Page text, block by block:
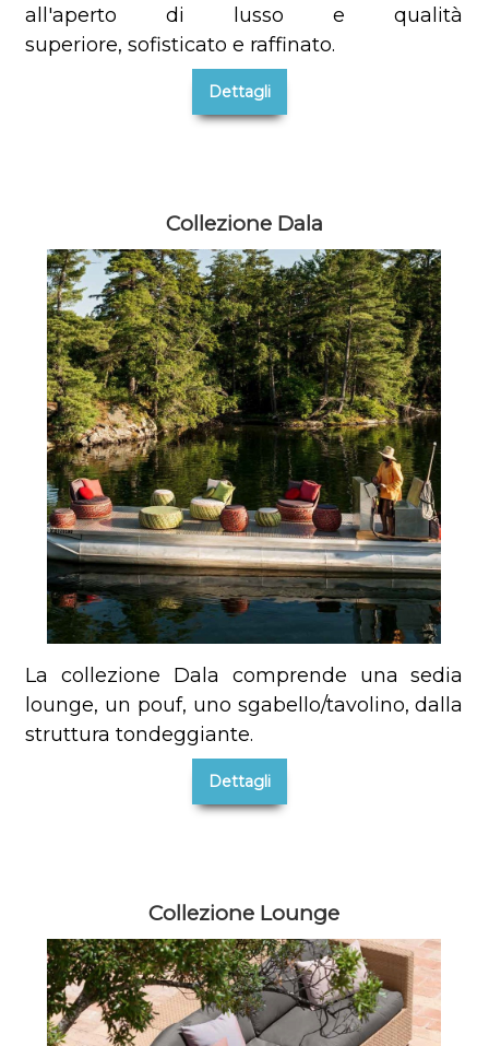
all'aperto di lusso e qualità
superiore, sofisticato e raffinato.
Dettagli
Collezione Dala
La collezione Dala comprende una sedia
lounge, un pouf, uno sgabello/tavolino, dalla
struttura tondeggiante.
Dettagli
Collezione Lounge